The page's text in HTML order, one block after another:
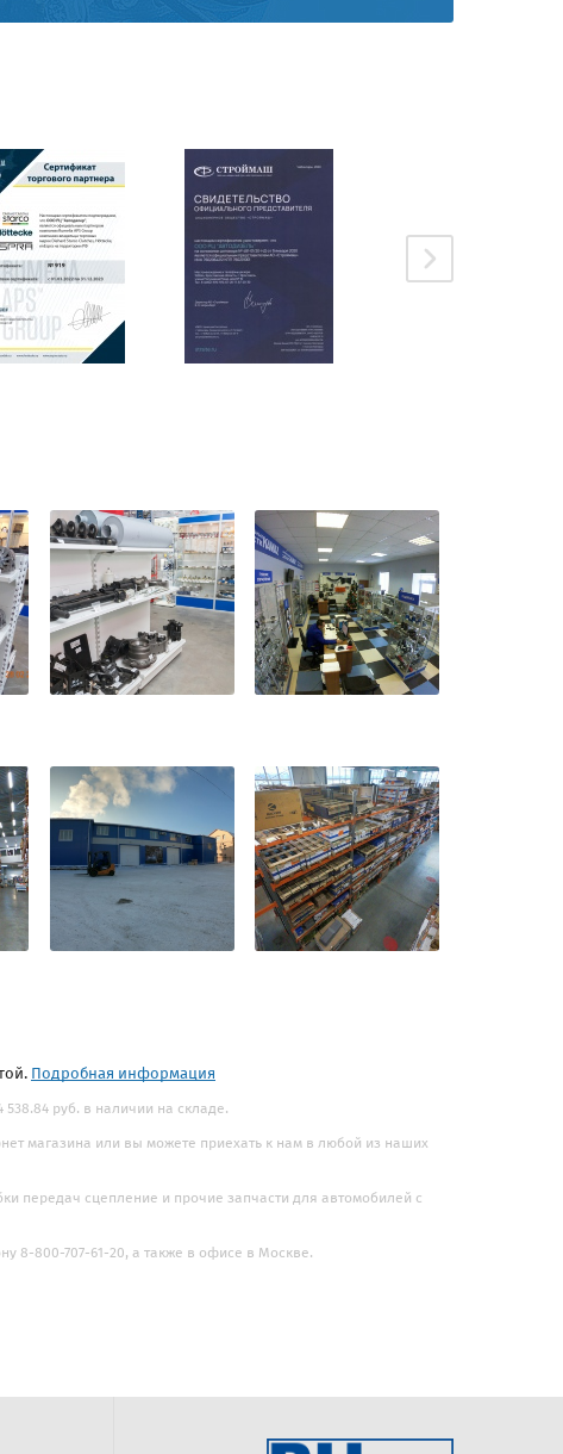
Подробная информация
руб. в наличии на складе.
магазина или вы можете приехать к нам в любой из наших
передач сцепление и прочие запчасти для автомобилей с
8-800-707-61-20, а также в офисе в Москве.